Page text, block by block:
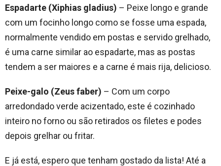
Espadarte (Xiphias gladius) – Peixe longo e grande
com um focinho longo como se fosse uma espada,
normalmente vendido em postas e servido grelhado,
é uma carne similar ao espadarte, mas as postas
tendem a ser maiores e a carne é mais rija, delicioso.
Peixe-galo (Zeus faber) – Com um corpo
arredondado verde acizentado, este é cozinhado
inteiro no forno ou são retirados os filetes e podes
depois grelhar ou fritar.
E já está, espero que tenham gostado da lista! Até a